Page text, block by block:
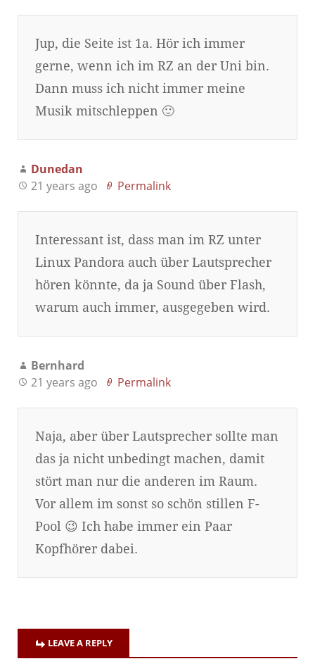
Jup, die Seite ist 1a. Hör ich immer
gerne, wenn ich im RZ an der Uni bin.
Dann muss ich nicht immer meine
Musik mitschleppen 🙂
Dunedan
21 years ago
Permalink
Interessant ist, dass man im RZ unter
Linux Pandora auch über Lautsprecher
hören könnte, da ja Sound über Flash,
warum auch immer, ausgegeben wird.
Bernhard
21 years ago
Permalink
Naja, aber über Lautsprecher sollte man
das ja nicht unbedingt machen, damit
stört man nur die anderen im Raum.
Vor allem im sonst so schön stillen F-
Pool 😉 Ich habe immer ein Paar
Kopfhörer dabei.
LEAVE A REPLY